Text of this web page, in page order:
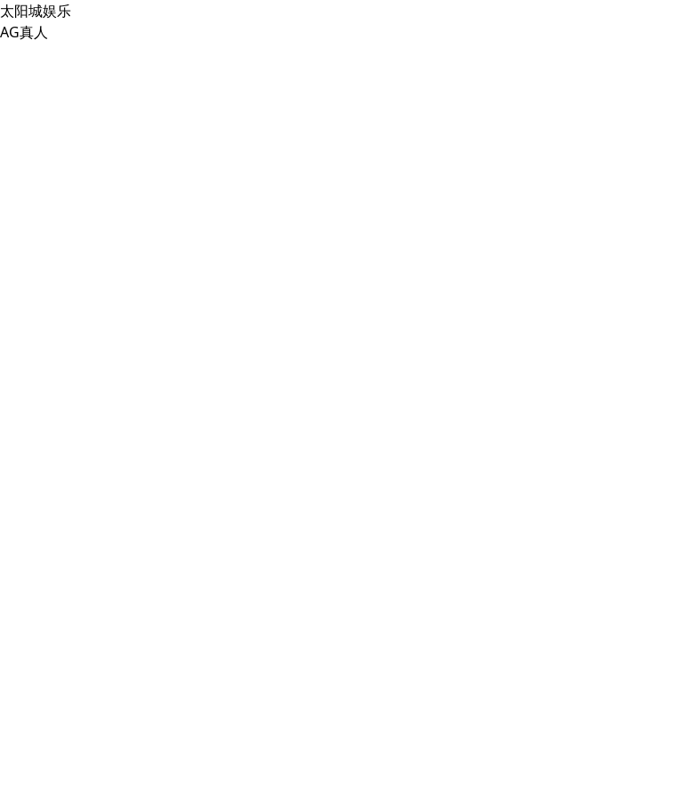
太阳城娱乐
AG真人